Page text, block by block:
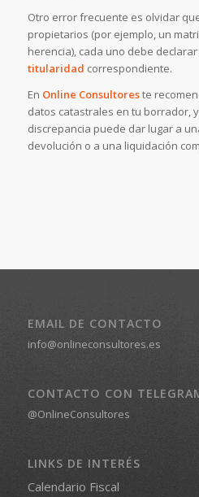
Otro error frecuente es olvidar
propietarios (por ejemplo, un
herencia), cada uno debe declarar
titularidad correspondiente.
En Online Consultoreste
datos catastrales en tu borrador,
discrepancia puede dar lugar a
devolución o a una liquidación
EMAIL DE CONTACTO
info@onlineconsultores.es
CONTACTO CON
@OnlineConsultores
LINKS DE INTERÉS
Calendario Fiscal